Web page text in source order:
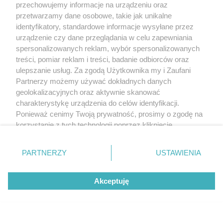
przechowujemy informacje na urządzeniu oraz
przetwarzamy dane osobowe, takie jak unikalne
identyfikatory, standardowe informacje wysyłane przez
urządzenie czy dane przeglądania w celu zapewniania
spersonalizowanych reklam, wybór spersonalizowanych
treści, pomiar reklam i treści, badanie odbiorców oraz
ulepszanie usług. Za zgodą Użytkownika my i Zaufani
Partnerzy możemy używać dokładnych danych
geolokalizacyjnych oraz aktywnie skanować
charakterystykę urządzenia do celów identyfikacji.
Ponieważ cenimy Twoją prywatność, prosimy o zgodę na
korzystanie z tych technologii poprzez kliknięcie
zmienić/wycofać klikając przycisk ustawień prywatności
znajdujący się w lewym dolnym rogu strony
rodzaje przetwarzania danych nie wymagają zgody
użytkownika, ale masz prawo sprzeciwić się takiemu
przetwarzaniu. Preferencje będą miały zastosowanie tylko
PARTNERZY USTAWIENIA
Akceptuję